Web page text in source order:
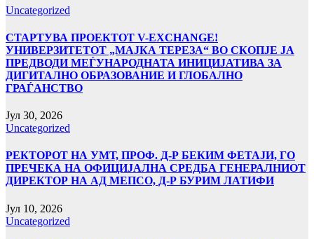
Uncategorized
СТАРТУВА ПРОЕКТОТ V-EXCHANGE!
УНИВЕРЗИТЕТОТ „МАЈКА ТЕРЕЗА“ ВО СКОПЈЕ ЈА
ПРЕДВОДИ МЕЃУНАРОДНАТА ИНИЦИЈАТИВА ЗА
ДИГИТАЛНО ОБРАЗОВАНИЕ И ГЛОБАЛНО
ГРАЃАНСТВО
Јул 30, 2026
Uncategorized
РЕКТОРОТ НА УМТ, ПРОФ. Д-Р БЕКИМ ФЕТАЈИ, ГО
ПРЕЧЕКА НА ОФИЦИЈАЛНА СРЕДБА ГЕНЕРАЛНИОТ
ДИРЕКТОР НА АД МЕПСО, Д-Р БУРИМ ЛАТИФИ
Јул 10, 2026
Uncategorized